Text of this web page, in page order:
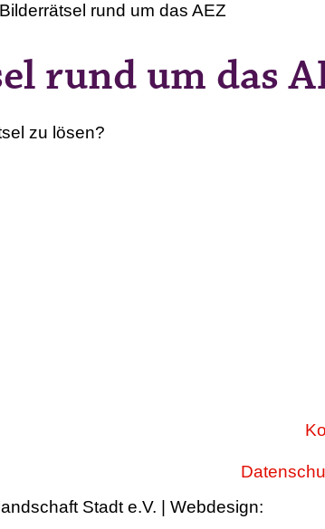
Bilderrätsel rund um das AEZ
rund um das
zu lösen?
Stadt e.V. | Webdesign: